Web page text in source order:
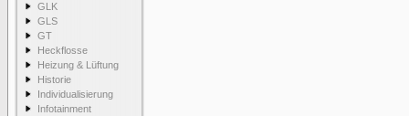
GLK
GLS
GT
Heckflosse
Heizung & Lüftung
Historie
Individualisierung
Infotainment